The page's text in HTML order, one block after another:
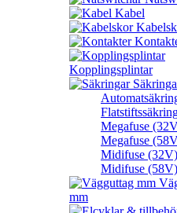
Kabel
Kopplingsplintar
Megafuse
Megafuse
Midifuse (32V)
Midifuse (58V)
mm